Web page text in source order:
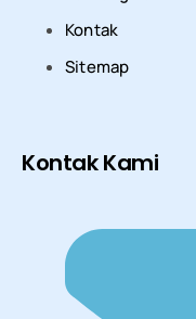
Kontak
Sitemap
Kontak Kami